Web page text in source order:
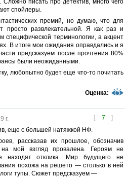
писать про детектив, много чего
спойлеры.
премий, но думаю, что для
просто развлекательной. Я как раз и
специфической терминологии, а акцент
В итоге мои ожидания оправдались и я
предсказуем после прочтения 80%
были неожиданными.
любопытно будет еще что-то почитать
Оценка:
[ 7 ]
г.
еще с большей натяжкой НФ.
рассказав их прошлое, обозначив
мой взгляд провалена. Героям не
находят отклика. Мир будущего не
похожа на решето — столько в ней
тупы. Сюжет предсказуем —